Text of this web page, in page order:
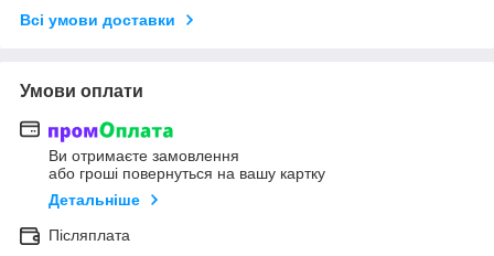
Всі умови доставки
Умови оплати
Ви отримаєте замовлення
або гроші повернуться на вашу картку
Детальніше
Післяплата